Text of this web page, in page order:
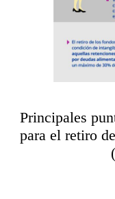
Principales
para el retiro